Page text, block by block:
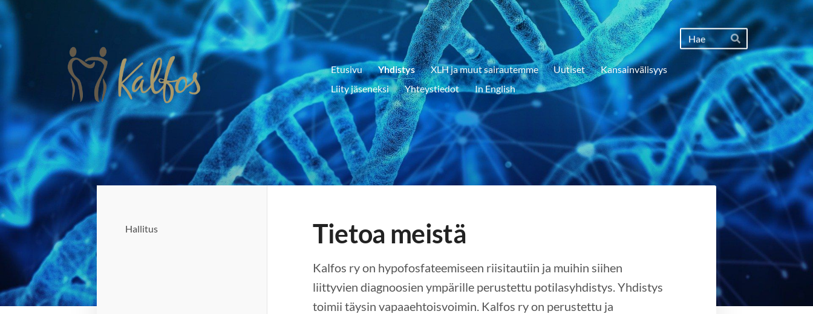
Siirry
Haku
Hae
Kalfos ry
Etusivu Yhdistys XLH ja muut sairautemme Uutiset
Kansainvälisyys
Liity jäseneksi
Yhteystiedot In English
Hallitus Tietoa meistä
Kalfos ry on hypofosfateemiseen riisitautiin ja muihin siihen
liittyvien diagnoosien ympärille perustettu potilasyhdistys. Yhdistys
toimii täysin vapaaehtoisvoimin. Kalfos ry on perustettu ja